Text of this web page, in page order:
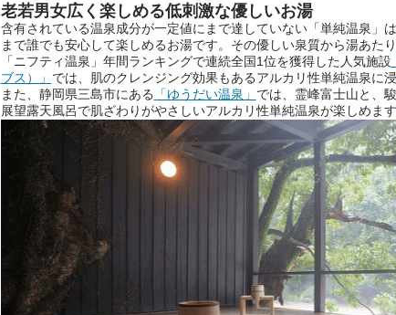
老若男女広く楽しめる低刺激な優しいお湯
含有されている温泉成分が一定値にまで達していない「単純温泉」
まで誰でも安心して楽しめるお湯です。その優しい泉質から湯あた
「ニフティ温泉」年間ランキングで連続全国1位を獲得した人気施設
ブス）」 では、肌のクレンジング効果もあるアルカリ性単純温泉に浸
また、静岡県三島市にある 「ゆうだい温泉」 では、霊峰富士山と、
展望露天風呂で肌ざわりがやさしいアルカリ性単純温泉が楽しめます